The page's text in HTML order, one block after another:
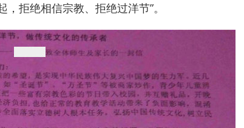
拒绝相信宗教、拒绝过洋节”。